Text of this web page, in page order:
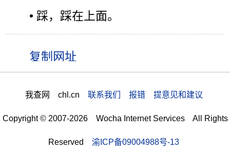
• 踩，踩在上面。
我查网 chl.cn 联系我们 报错 提意见和建议
Copyright © 2007-2026 Wocha Internet Services All Rights
Reserved 渝ICP备09004988号-13